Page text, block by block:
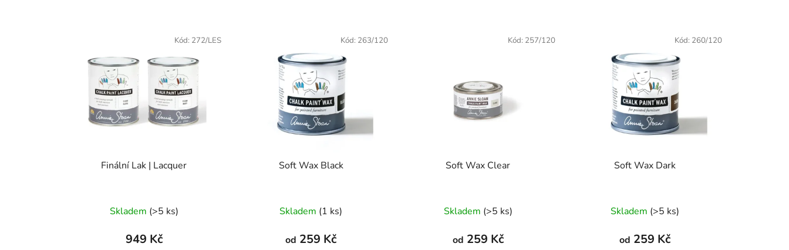
Finální Lak | Lacquer
Skladem (>5 ks)
949 Kč
Kód: 272/LES
Soft Wax Black
Skladem (1 ks)
od 259 Kč
Kód: 263/120
Soft Wax Clear
Skladem (>5 ks)
od 259 Kč
Kód: 257/120
Soft Wax Dark
Skladem (>5 ks)
od 259 Kč
Kód: 260/120